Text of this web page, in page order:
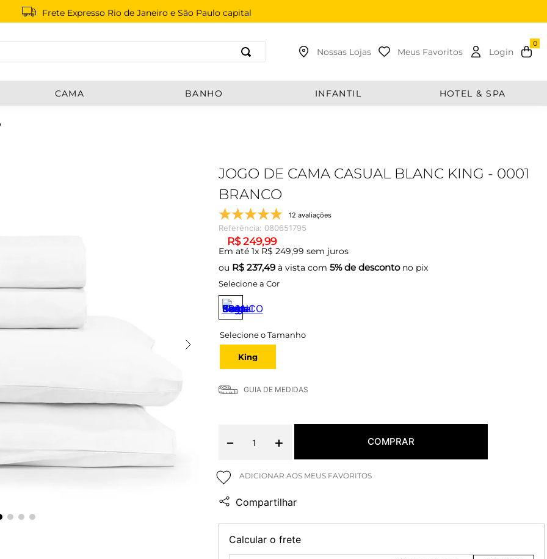
Frete Expresso Rio de Janeiro e São Paulo capital
Buscar
Nossas Lojas Meus Favoritos Login
CAMA BANHO INFANTIL HOTEL & SPA
JOGO DE CAMA CASUAL BLANC KING - 0001
BRANCO
12 avaliações
Referência: 080651795
R$ 249,99
Em até 1x R$ 249,99 sem juros
ou R$ 237,49à vista com 5% de descontono pix
Selecione a Cor
King
GUIA DE MEDIDAS
＋
－ COMPRAR
Compartilhar
Calcular o frete